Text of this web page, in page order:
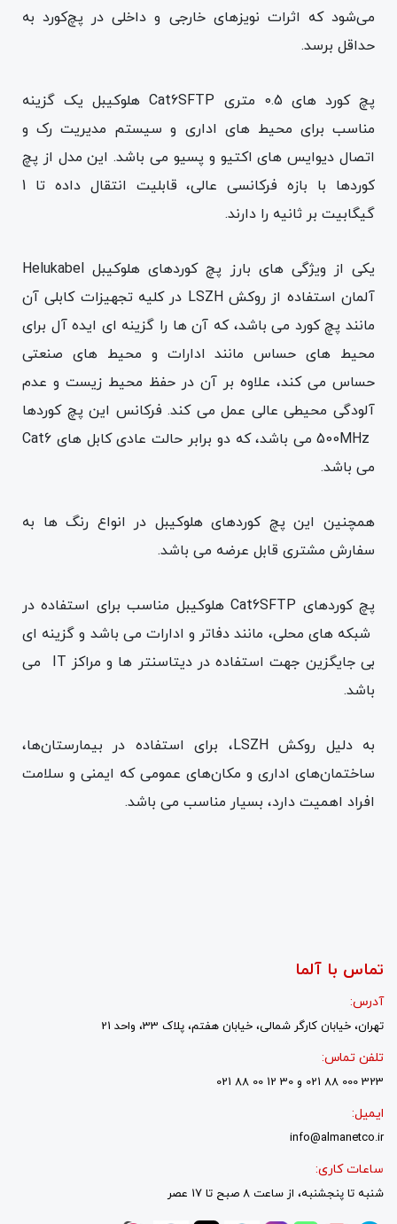
می‌شود که اثرات نویزهای خارجی و داخلی در پچ‌کورد به
حداقل برسد.
پچ کورد های 0.5 متری Cat6SFTP هلوکیبل یک گزینه
مناسب برای محیط های اداری و سیستم مدیریت رک و
اتصال دیوایس های اکتیو و پسیو می باشد. این مدل از پچ
کوردها با بازه فرکانسی عالی، قابلیت انتقال داده تا 1
گیگابیت بر ثانیه را دارند.
یکی از ویژگی های بارز پچ کوردهای هلوکیبل Helukabel
آلمان استفاده از روکش LSZH در کلیه تجهیزات کابلی آن
مانند پچ کورد می باشد، که آن ها را گزینه ای ایده آل برای
محیط های حساس مانند ادارات و محیط های صنعتی
حساس می کند، علاوه بر آن در حفظ محیط زیست و عدم
آلودگی محیطی عالی عمل می کند. فرکانس این پچ کوردها
500MHz می باشد، که دو برابر حالت عادی کابل های Cat6
می باشد.
همچنین این پچ کوردهای هلوکیبل در انواع رنگ ها به
سفارش مشتری قابل عرضه می باشد.
پچ کوردهای Cat6SFTP هلوکیبل مناسب برای استفاده در
شبکه های محلی، مانند دفاتر و ادارات می باشد و گزینه ای
بی جایگزین جهت استفاده در دیتاسنتر ها و مراکز IT می
باشد.
به دلیل روکش LSZH، برای استفاده در بیمارستان‌ها،
ساختمان‌های اداری و مکان‌های عمومی که ایمنی و سلامت
افراد اهمیت دارد، بسیار مناسب می باشد.
تماس با آلما
آدرس:
تهران، خیابان کارگر شمالی، خیابان هفتم، پلاک 33، واحد 21
تلفن تماس:
323 000 88 021 و 30 12 00 88 021
ایمیل:
info@almanetco.ir
ساعات کاری:
شنبه تا پنجشنبه، از ساعت 8 صبح تا 17 عصر